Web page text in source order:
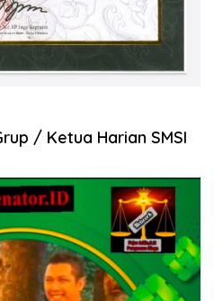
/ Ketua Harian SMSI